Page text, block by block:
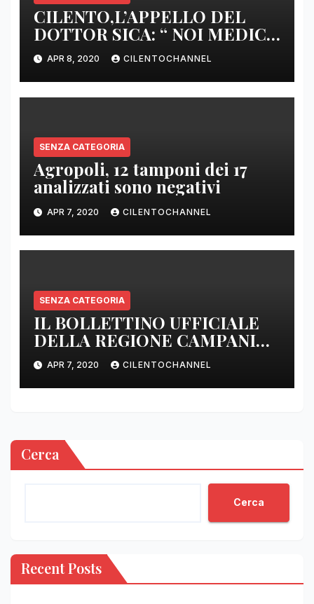
CILENTO,L’APPELLO DEL
DOTTOR SICA: “ NOI MEDICI
DI BASE SIAMO SENZA ARMI
E SENZA PRESIDI”
APR 8, 2020 CILENTOCHANNEL
SENZA CATEGORIA
Agropoli, 12 tamponi dei 17
analizzati sono negativi
APR 7, 2020 CILENTOCHANNEL
SENZA CATEGORIA
IL BOLLETTINO UFFICIALE
DELLA REGIONE CAMPANIA
DELLE ORE 22.00
APR 7, 2020 CILENTOCHANNEL
Cerca
Cerca
Recent Posts